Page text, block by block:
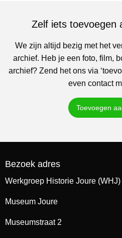
Zelf iets toevoegen
We zijn altijd bezig met het
archief. Heb je een foto, film,
archief? Zend het ons via
even contact
Toevoegen
Bezoek adres
Werkgroep Historie Joure (WHJ)
Museum Joure
Museumstraat 2